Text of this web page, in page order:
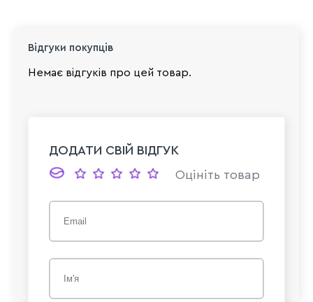
Відгуки покупців
Немає відгуків про цей товар.
ДОДАТИ СВІЙ ВІДГУК
Оцініть товар